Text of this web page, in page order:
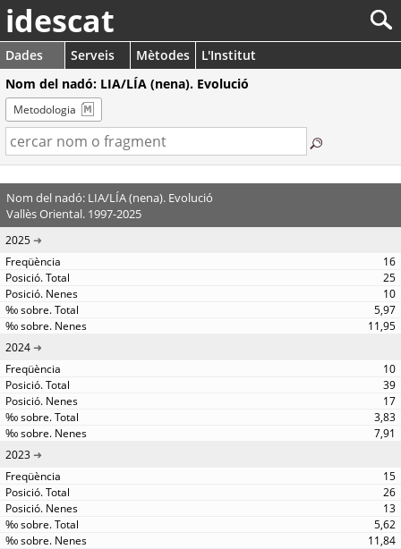
idescat
Dades Serveis Mètodes
L'Institut
Nom del nadó: LIA/LÍA (nena). Evolució
Metodologia
Nom del nadó: LIA/LÍA (nena). Evolució
Vallès Oriental. 1997-2025
2025
16
25
10
5,97
11,95
2024
10
39
17
3,83
7,91
2023
15
26
13
5,62
11,84